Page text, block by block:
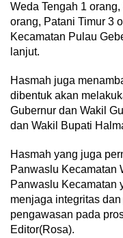
Weda Tengah 1
orang, Patani Timur 3
Kecamatan Pulau
lanjut.
Hasmah juga
dibentuk akan
Gubernur dan Wakil
dan Wakil Bupati
Hasmah yang juga
Panwaslu Kecamatan
Panwaslu Kecamatan
menjaga integritas
pengawasan pada
Editor(Rosa).